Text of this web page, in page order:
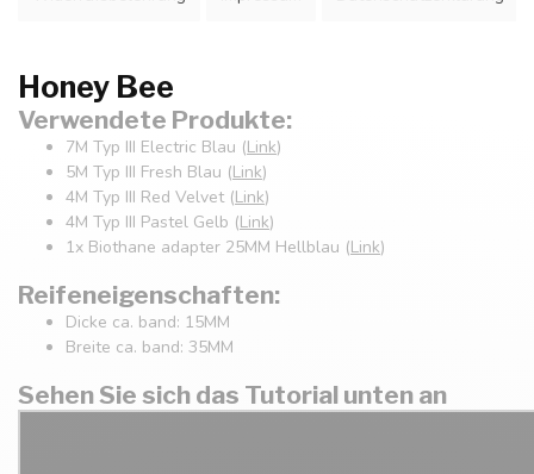
Honey Bee
Verwendete Produkte:
7M Typ III Electric Blau (Link)
5M Typ III Fresh Blau (Link)
4M Typ III Red Velvet (Link)
4M Typ III Pastel Gelb (Link)
1x Biothane adapter 25MM Hellblau (Link)
Reifeneigenschaften:
Dicke ca. band: 15MM
Breite ca. band: 35MM
Sehen Sie sich das Tutorial unten an